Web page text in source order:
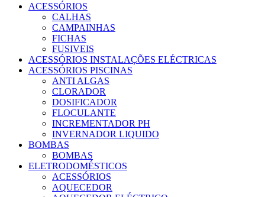
ACESSÓRIOS
CALHAS
CAMPAINHAS
FICHAS
FUSIVEIS
ACESSÓRIOS INSTALAÇÕES ELÉCTRICAS
ACESSÓRIOS PISCINAS
ANTI ALGAS
CLORADOR
DOSIFICADOR
FLOCULANTE
INCREMENTADOR PH
INVERNADOR LIQUIDO
BOMBAS
BOMBAS
ELETRODOMÉSTICOS
ACESSÓRIOS
AQUECEDOR